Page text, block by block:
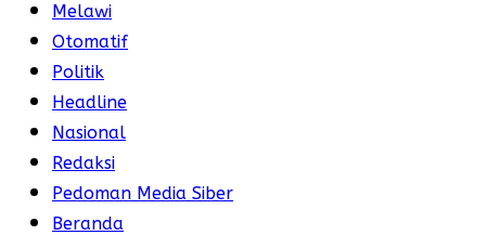
Melawi
Otomatif
Politik
Headline
Nasional
Redaksi
Pedoman Media Siber
Beranda